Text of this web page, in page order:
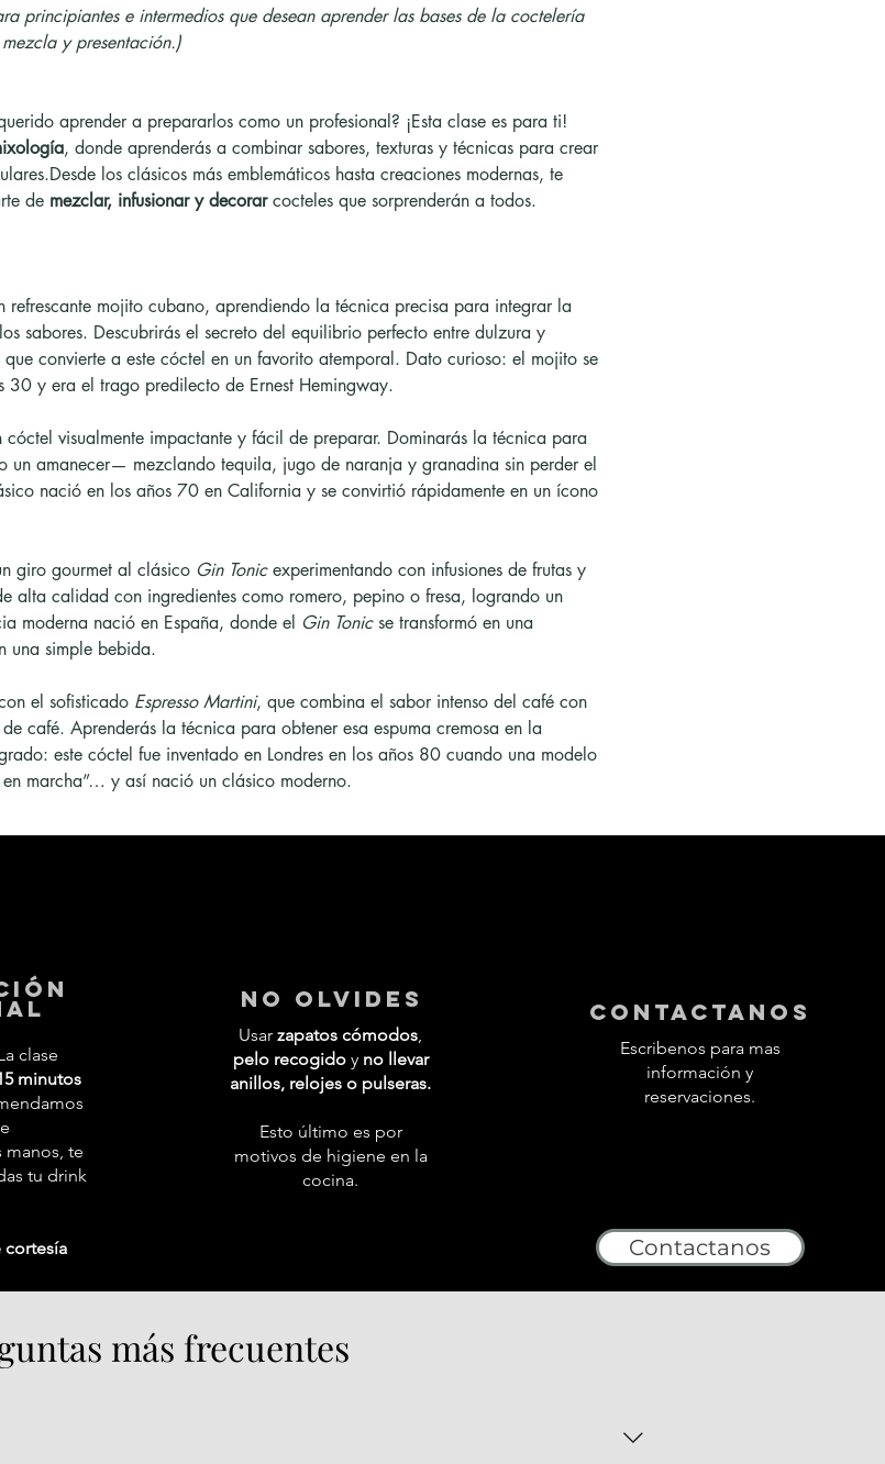
principiantes e intermedios que desean aprender las bases de la coctelería
y presentación.)
aprender a prepararlos como un profesional? ¡Esta clase es para ti!
, donde aprenderás a combinar sabores, texturas y técnicas para crear
los clásicos más emblemáticos hasta creaciones modernas, te
de mezclar, infusionar y decorar cocteles que sorprenderán a todos.
refrescante mojito cubano, aprendiendo la técnica precisa para integrar la
sabores. Descubrirás el secreto del equilibrio perfecto entre dulzura y
convierte a este cóctel en un favorito atemporal. Dato curioso: el mojito se
30 y era el trago predilecto de Ernest Hemingway.
cóctel visualmente impactante y fácil de preparar. Dominarás la técnica para
amanecer— mezclando tequila, jugo de naranja y granadina sin perder el
nació en los años 70 en California y se convirtió rápidamente en un ícono
giro gourmet al clásico Gin Tonic experimentando con infusiones de frutas y
alta calidad con ingredientes como romero, pepino o fresa, logrando un
moderna nació en España, donde el Gin Tonic se transformó en una
una simple bebida.
el sofisticado Espresso Martini, que combina el sabor intenso del café con
café. Aprenderás la técnica para obtener esa espuma cremosa en la
este cóctel fue inventado en Londres en los años 80 cuando una modelo
marcha”… y así nació un clásico moderno.
clase
minutos
manos, te
tu drink
No Olvides
Usar zapatos cómodos,
pelo recogidoy no llevar
anillos, relojes o pulseras.
Esto último es por
motivos de higiene en la
cocina.
contactanos
Escribenos para mas
información y
reservaciones.
Contactanos
más frecuentes